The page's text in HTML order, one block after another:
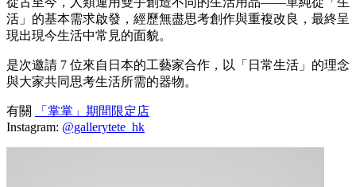
活」的基本需求啟發，經歷無盡思考創作與重複改良，最終呈
現出現今生活中常見的面貌。
是次邀請 7 位來自日本的工藝家合作，以「日常生活」的理念
與大家共同思考生活所需的器物。
有關
「掌掌」期間限定店
Instagram: @gallerytete_hk